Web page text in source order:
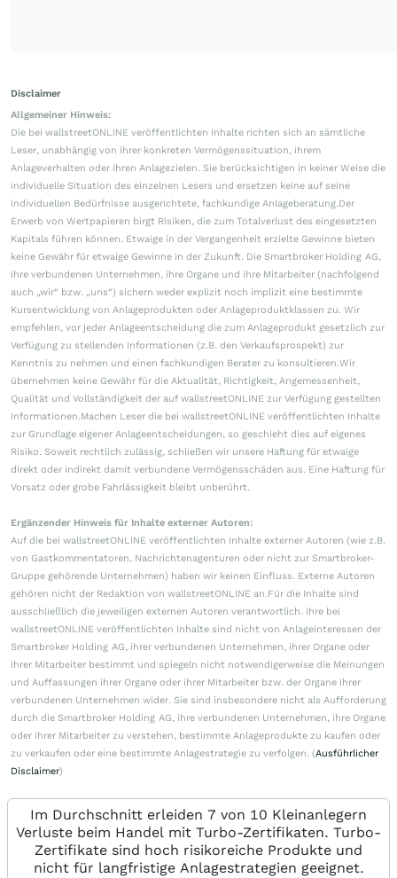
Disclaimer
Allgemeiner Hinweis:
Die bei wallstreetONLINE veröffentlichten Inhalte richten sich an sämtliche
Leser, unabhängig von ihrer konkreten Vermögenssituation, ihrem
Anlageverhalten oder ihren Anlagezielen. Sie berücksichtigen in keiner Weise die
individuelle Situation des einzelnen Lesers und ersetzen keine auf seine
individuellen Bedürfnisse ausgerichtete, fachkundige Anlageberatung.Der
Erwerb von Wertpapieren birgt Risiken, die zum Totalverlust des eingesetzten
Kapitals führen können. Etwaige in der Vergangenheit erzielte Gewinne bieten
keine Gewähr für etwaige Gewinne in der Zukunft. Die Smartbroker Holding AG,
ihre verbundenen Unternehmen, ihre Organe und ihre Mitarbeiter (nachfolgend
auch „wir“ bzw. „uns“) sichern weder explizit noch implizit eine bestimmte
Kursentwicklung von Anlageprodukten oder Anlageproduktklassen zu. Wir
empfehlen, vor jeder Anlageentscheidung die zum Anlageprodukt gesetzlich zur
Verfügung zu stellenden Informationen (z.B. den Verkaufsprospekt) zur
Kenntnis zu nehmen und einen fachkundigen Berater zu konsultieren.Wir
übernehmen keine Gewähr für die Aktualität, Richtigkeit, Angemessenheit,
Qualität und Vollständigkeit der auf wallstreetONLINE zur Verfügung gestellten
Informationen.Machen Leser die bei wallstreetONLINE veröffentlichten Inhalte
zur Grundlage eigener Anlageentscheidungen, so geschieht dies auf eigenes
Risiko. Soweit rechtlich zulässig, schließen wir unsere Haftung für etwaige
direkt oder indirekt damit verbundene Vermögensschäden aus. Eine Haftung für
Vorsatz oder grobe Fahrlässigkeit bleibt unberührt.
Ergänzender Hinweis für Inhalte externer Autoren:
Auf die bei wallstreetONLINE veröffentlichten Inhalte externer Autoren (wie z.B.
von Gastkommentatoren, Nachrichtenagenturen oder nicht zur Smartbroker-
Gruppe gehörende Unternehmen) haben wir keinen Einfluss. Externe Autoren
gehören nicht der Redaktion von wallstreetONLINE an.Für die Inhalte sind
ausschließlich die jeweiligen externen Autoren verantwortlich. Ihre bei
wallstreetONLINE veröffentlichten Inhalte sind nicht von Anlageinteressen der
Smartbroker Holding AG, ihrer verbundenen Unternehmen, ihrer Organe oder
ihrer Mitarbeiter bestimmt und spiegeln nicht notwendigerweise die Meinungen
und Auffassungen ihrer Organe oder ihrer Mitarbeiter bzw. der Organe ihrer
verbundenen Unternehmen wider. Sie sind insbesondere nicht als Aufforderung
durch die Smartbroker Holding AG, ihre verbundenen Unternehmen, ihre Organe
oder ihrer Mitarbeiter zu verstehen, bestimmte Anlageprodukte zu kaufen oder
zu verkaufen oder eine bestimmte Anlagestrategie zu verfolgen. (Ausführlicher
Disclaimer)
Im Durchschnitt erleiden 7 von 10 Kleinanlegern
Verluste beim Handel mit Turbo-Zertifikaten. Turbo-
Zertifikate sind hoch risikoreiche Produkte und
nicht für langfristige Anlagestrategien geeignet.